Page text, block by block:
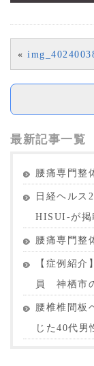
«
最新記事一覧
腰痛専門整
日経ヘルス
HISUI-が掲
腰痛専門整
【症例紹
員 神栖市
腰椎椎間板
じた40代男